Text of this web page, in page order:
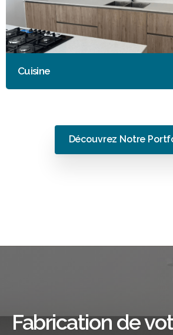
Cuisine
Découvrez Notre
Fabrication de